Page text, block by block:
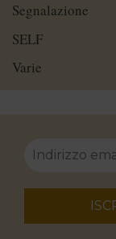
Segnalazione
SELF
Varie